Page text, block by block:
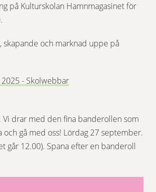
på Kulturskolan Hamnmagasinet för
skapande och marknad uppe på
- SkolwebbarLänk till annan webbplats.
Vi drar med den fina banderollen som
gå med oss! Lördag 27 september.
går 12.00). Spana efter en banderoll